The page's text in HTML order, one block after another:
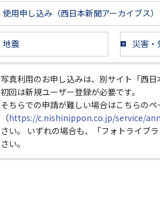
使用申し込み（西日本新聞アーカイブス）
地震 災害・
写真利用のお申し込みは、別サイト「西
初回は新規ユーザー登録が必要です。
そちらでの申請が難しい場合はこちらのペ
（https://c.nishinippon.co.jp/service/
さい。 いずれの場合も、「フォトライブ
さい。